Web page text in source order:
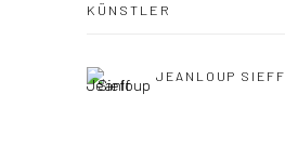
KÜNSTLER
JEANLOUP SIEFF